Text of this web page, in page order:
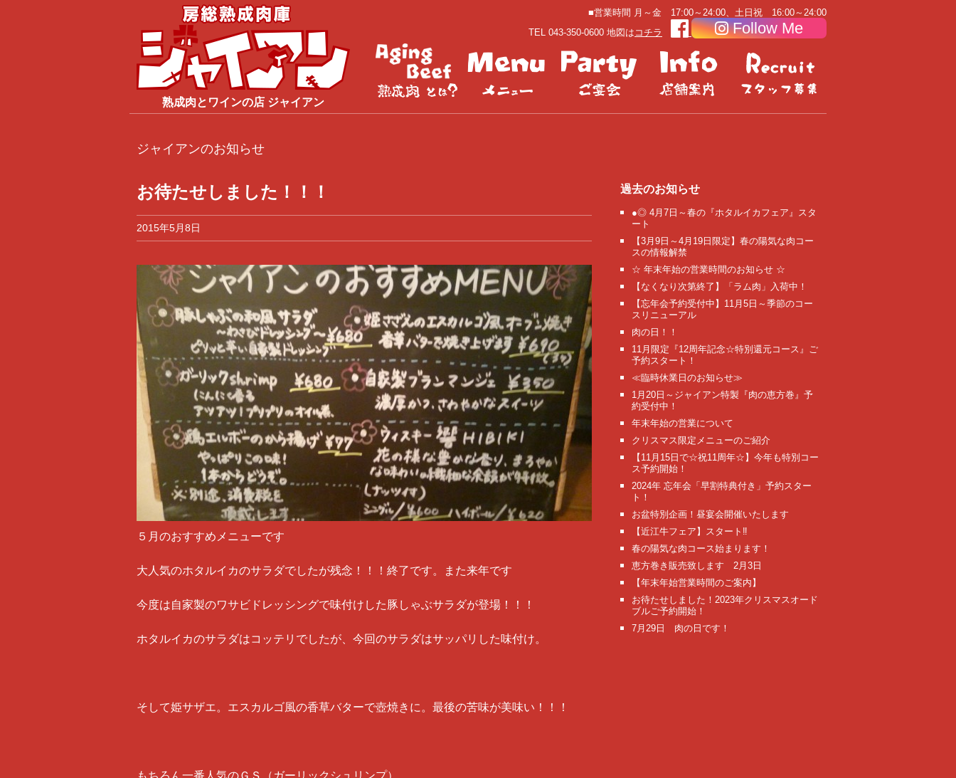
熟成肉と ワインの店 ジャイアン
■営業時間 月～金 17:00～24:00、土日祝 16:00～24:00
TEL 043-350-0600 地図は コチラ Follow Me
ジャイアンのお知らせ
お待たせしました！！！
2015年5月8日
５月のおすすめメニューです
大人気のホタルイカのサラダでしたが残念！！！終了です。また来年です
今度は自家製のワサビドレッシングで味付けした豚しゃぶサラダが登場！！！
ホタルイカのサラダはコッテリでしたが、今回のサラダはサッパリした味付け。
そして姫サザエ。エスカルゴ風の香草バターで壺焼きに。最後の苦味が美味い！！！
もちろん一番人気のＧＳ（ガーリックシュリンプ）
過去のお知らせ
●◎ 4月7日～春の『ホタルイカフェア』スタ
ート
【3月9日～4月19日限定】春の陽気な肉コー
スの情報解禁
☆ 年末年始の営業時間のお知らせ ☆
【なくなり次第終了】「ラム肉」入荷中！
【忘年会予約受付中】11月5日～季節のコー
スリニューアル
肉の日！！
11月限定『12周年記念☆特別還元コース』ご
予約スタート！
≪臨時休業日のお知らせ≫
1月20日～ジャイアン特製『肉の恵方巻』予
約受付中！
年末年始の営業について
クリスマス限定メニューのご紹介
【11月15日で☆祝11周年☆】今年も特別コー
ス予約開始！
2024年 忘年会「早割特典付き」予約スター
ト！
お盆特別企画！昼宴会開催いたします
【近江牛フェア】スタート‼️
春の陽気な肉コース始まります！
恵方巻き販売致します 2月3日
【年末年始営業時間のご案内】
お待たせしました！2023年クリスマスオード
ブルご予約開始！
7月29日 肉の日です！